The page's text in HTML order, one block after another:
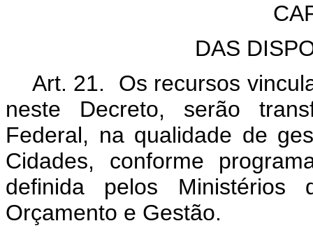
DAS
Art. 21. Os recursos
neste Decreto, serão
Federal, na qualidade de
Cidades, conforme
definida pelos Ministérios
Orçamento e Gestão.